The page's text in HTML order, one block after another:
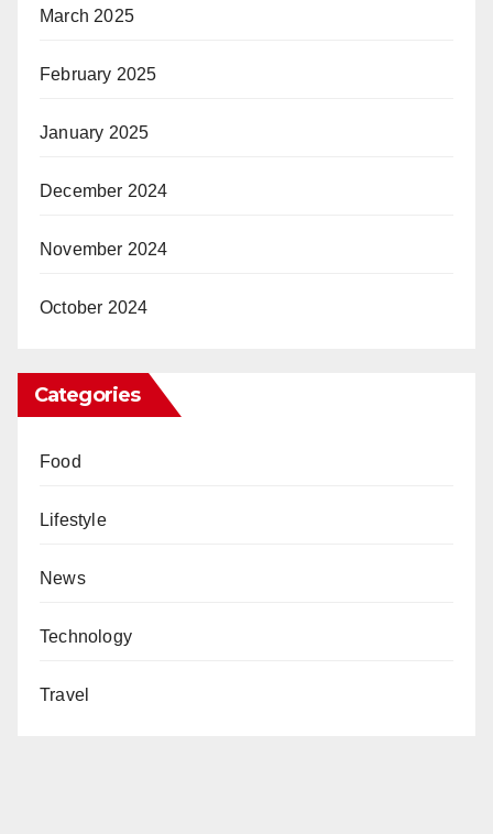
March 2025
February 2025
January 2025
December 2024
November 2024
October 2024
Categories
Food
Lifestyle
News
Technology
Travel